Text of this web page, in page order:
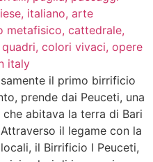
il primo birrificio
prende dai Peuceti, una
abitava la terra di Bari
il legame con la
il Birrificio I Peuceti,